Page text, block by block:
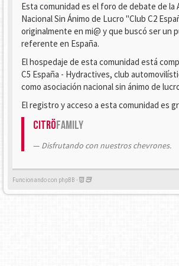
Esta comunidad es el foro de debate de la
Nacional Sin Ánimo de Lucro "Club C2
originalmente en mi@ y que buscó ser un
referente en España.
El hospedaje de esta comunidad está
C5 España - Hydractives, club
como asociación nacional sin ánimo de
El registro y acceso a esta comunidad es
CitröFamily
Disfrutando con nuestros chevrones.
Funcionando con phpBB -